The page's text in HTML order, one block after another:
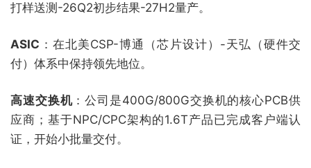
打样送测-26Q2初步结果-27H2量产。
ASIC ：在北美CSP-博通（芯片设计）-天弘（硬件交
付）体系中保持领先地位。
高速交换机：公司是400G/800G交换机的核心PCB供
应商；基于NPC/CPC架构的1.6T产品已完成客户端认
证，开始小批量交付。